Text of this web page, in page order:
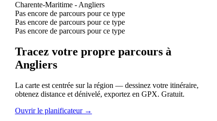
Charente-Maritime - Angliers
Pas encore de parcours pour ce type
Pas encore de parcours pour ce type
Pas encore de parcours pour ce type
Tracez votre propre parcours à
Angliers
La carte est centrée sur la région — dessinez votre itinéraire,
obtenez distance et dénivelé, exportez en GPX. Gratuit.
Ouvrir le planificateur →